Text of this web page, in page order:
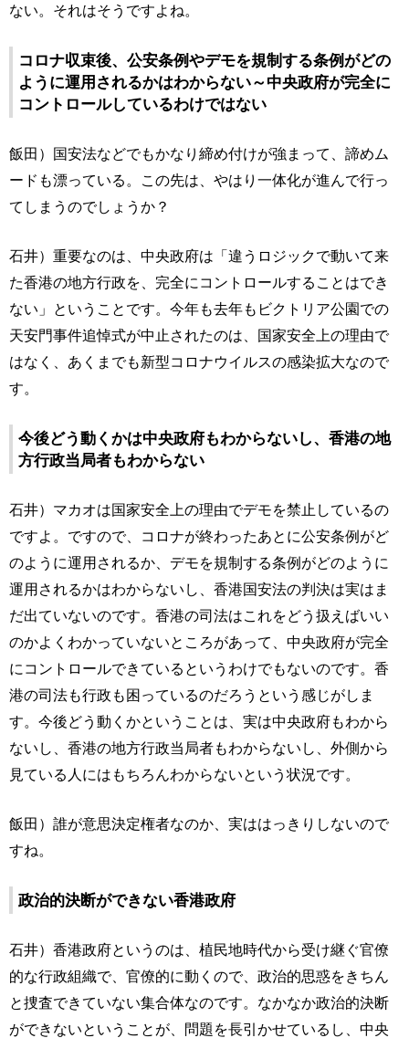
ない。それはそうですよね。
コロナ収束後、公安条例やデモを規制する条例がどの
ように運用されるかはわからない～中央政府が完全に
コントロールしているわけではない
飯田）国安法などでもかなり締め付けが強まって、諦めム
ードも漂っている。この先は、やはり一体化が進んで行っ
てしまうのでしょうか？
石井）重要なのは、中央政府は「違うロジックで動いて来
た香港の地方行政を、完全にコントロールすることはでき
ない」ということです。今年も去年もビクトリア公園での
天安門事件追悼式が中止されたのは、国家安全上の理由で
はなく、あくまでも新型コロナウイルスの感染拡大なので
す。
今後どう動くかは中央政府もわからないし、香港の地
方行政当局者もわからない
石井）マカオは国家安全上の理由でデモを禁止しているの
ですよ。ですので、コロナが終わったあとに公安条例がど
のように運用されるか、デモを規制する条例がどのように
運用されるかはわからないし、香港国安法の判決は実はま
だ出ていないのです。香港の司法はこれをどう扱えばいい
のかよくわかっていないところがあって、中央政府が完全
にコントロールできているというわけでもないのです。香
港の司法も行政も困っているのだろうという感じがしま
す。今後どう動くかということは、実は中央政府もわから
ないし、香港の地方行政当局者もわからないし、外側から
見ている人にはもちろんわからないという状況です。
飯田）誰が意思決定権者なのか、実ははっきりしないので
すね。
政治的決断ができない香港政府
石井）香港政府というのは、植民地時代から受け継ぐ官僚
的な行政組織で、官僚的に動くので、政治的思惑をきちん
と捜査できていない集合体なのです。なかなか政治的決断
ができないということが、問題を長引かせているし、中央